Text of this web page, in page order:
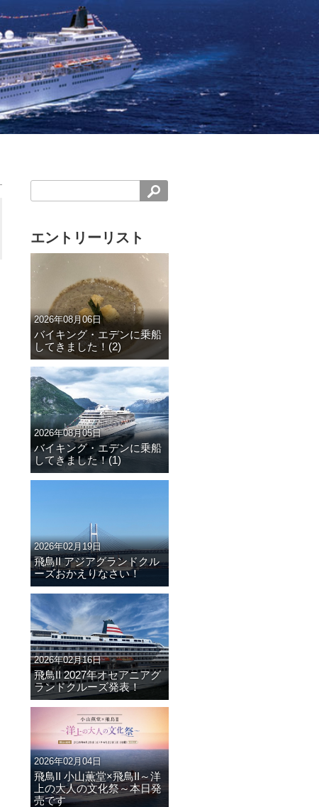
エントリーリスト
2026年08月06日
バイキング・エデンに乗船
してきました！(2)
2026年08月05日
バイキング・エデンに乗船
してきました！(1)
2026年02月19日
飛鳥II アジアグランドクル
ーズおかえりなさい！
2026年02月16日
飛鳥II 2027年オセアニアグ
ランドクルーズ発表！
2026年02月04日
飛鳥II 小山薫堂×飛鳥II～洋
上の大人の文化祭～本日発
売です